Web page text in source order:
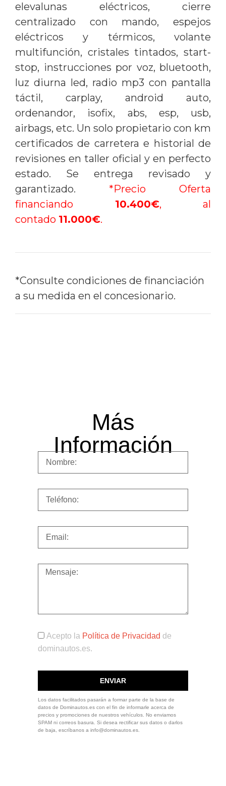
elevalunas eléctricos, cierre
centralizado con mando, espejos
eléctricos y térmicos, volante
multifunción, cristales tintados, start-
stop, instrucciones por voz, bluetooth,
luz diurna led, radio mp3 con pantalla
táctil, carplay, android auto,
ordenandor, isofix, abs, esp, usb,
airbags, etc. Un solo propietario con km
certificados de carretera e historial de
revisiones en taller oficial y en perfecto
estado. Se entrega revisado y
garantizado. *Precio Oferta
financiando 10.400€, al
contado 11.000€.
*Consulte condiciones de financiación
a su medida en el concesionario.
Más
Información
Acepto la Política de Privacidad de
dominautos.es.
ENVIAR
Los datos facilitados pasarán a formar parte de la base de
datos de Dominautos.es con el fin de informarle acerca de
precios y promociones de nuestros vehículos. No enviamos
SPAM ni correos basura. Si desea rectificar sus datos o darlos
de baja, escríbanos a info@dominautos.es.